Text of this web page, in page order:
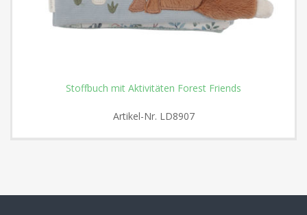
Stoffbuch mit Aktivitäten Forest Friends
Artikel-Nr. LD8907